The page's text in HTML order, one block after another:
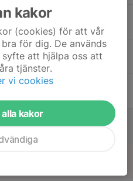
kakor
(cookies) för att vår
för dig. De används
att hjälpa oss att
tjänster.
vi cookies
kakor